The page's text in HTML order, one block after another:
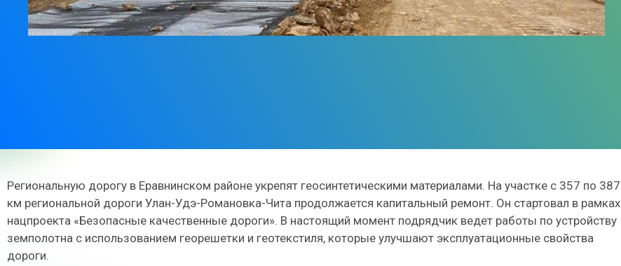
Региональную дорогу в Еравнинском районе укрепят геосинтетическими материалами. На участке с 357 по 387
км региональной дороги Улан-Удэ-Романовка-Чита продолжается капитальный ремонт. Он стартовал в рамках
нацпроекта «Безопасные качественные дороги». В настоящий момент подрядчик ведет работы по устройству
земполотна с использованием георешетки и геотекстиля, которые улучшают эксплуатационные свойства
дороги.